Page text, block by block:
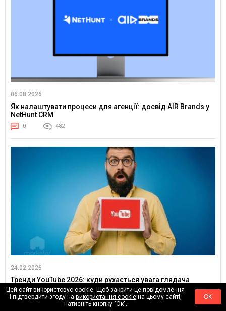
06.08.2026
Як налаштувати процеси для агенції: досвід AIR Brands у
NetHunt CRM
0 482
24.02.2026
Тренди YouTube 2026: куди рухається увага глядача
0 18406
Цей сайт використовує cookie. Щоб закрити це повідомлення
і підтвердити згоду на використання cookieна цьому сайті,
натисніть кнопку "Ок".
ОК